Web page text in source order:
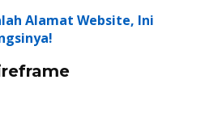
Alamat Website, Ini